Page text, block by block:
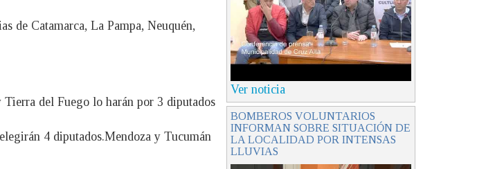
de Catamarca, La Pampa, Neuquén,
del Fuego lo harán por 3 diputados
4 diputados.Mendoza y Tucumán
Ver noticia
BOMBEROS VOLUNTARIOS
INFORMAN SOBRE SITUACIÓN DE
LA LOCALIDAD POR INTENSAS
LLUVIAS